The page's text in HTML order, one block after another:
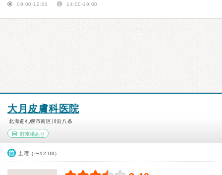
09:00-12:00 14:00-19:00
大月皮膚科医院
北海道札幌市南区川沿八条
駐車場あり
土曜（〜12:00）